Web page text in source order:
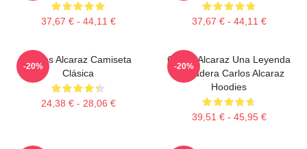
37,67 € - 44,11 € 37,67 € - 44,11 €
Carlos Alcaraz Camiseta
Clásica
24,38 € - 28,06 €
-20%
Carlos Alcaraz Una Leyenda
Verdadera Carlos Alcaraz
Hoodies
39,51 € - 45,95 €
-20%